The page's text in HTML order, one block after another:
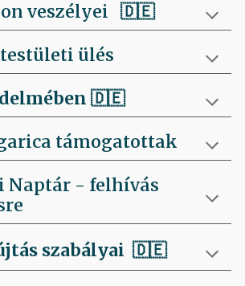
veszélyei 🇩🇪
ülés
🇩🇪
támogatottak
Naptár - felhívás
szabályai 🇩🇪